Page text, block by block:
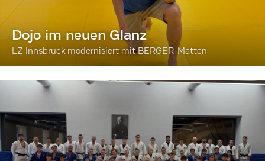
Dojo im neuen Glanz
LZ Innsbruck modernisiert mit BERGER-Matten